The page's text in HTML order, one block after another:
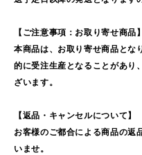
【ご注意事項：お取り寄せ商品】
本商品は、お取り寄せ商品とな
的に受注生産となることがあり
ざいます。
【返品・キャンセルについて】
お客様のご都合による商品の返
いませ。